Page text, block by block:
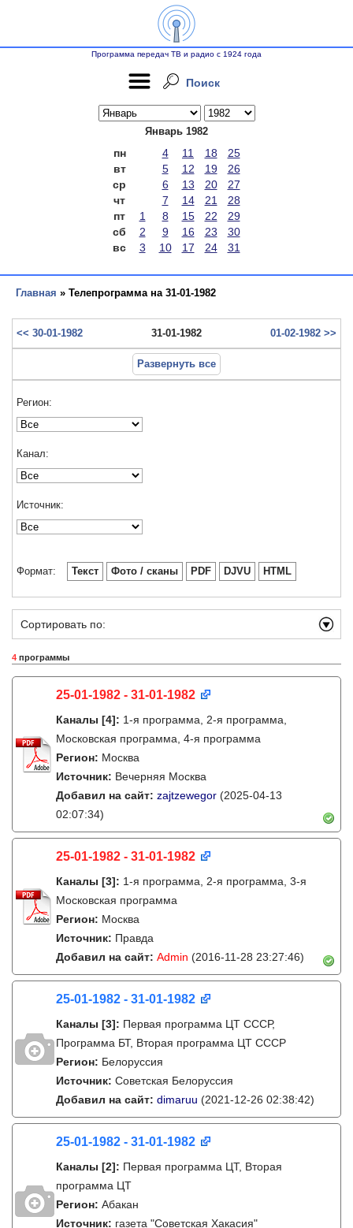
Программа передач ТВ и радио с 1924 года
Поиск
Январь 1982
пн 4 11 18
25
вт
5 12 19
26
ср
6 13 20
27
чт
7 14 21
28
пт
1 8 15 22
29
сб
2 9 16 23
30
вс
3 10 17 24 31
Главная » Телепрограмма на 31-01-1982
<< 30-01-1982 31-01-1982 01-02-1982 >>
Развернуть все
Регион:
Канал:
Источник:
Формат: Текст Фото / сканы PDF DJVU HTML
Сортировать по:
4 программы
25-01-1982 - 31-01-1982
Каналы [4]: 1-я программа, 2-я программа,
Московская программа, 4-я программа
Регион: Москва
Источник: Вечерняя Москва
Добавил на сайт: zajtzewegor (2025-04-13
02:07:34)
25-01-1982 - 31-01-1982
Каналы [3]: 1-я программа, 2-я программа, 3-я
Московская программа
Регион: Москва
Источник: Правда
Добавил на сайт: Admin (2016-11-28 23:27:46)
25-01-1982 - 31-01-1982
Каналы [3]: Первая программа ЦТ СССР,
Программа БТ, Вторая программа ЦТ СССР
Регион: Белоруссия
Источник: Советская Белоруссия
Добавил на сайт: dimaruu (2021-12-26 02:38:42)
25-01-1982 - 31-01-1982
Каналы [2]: Первая программа ЦТ, Вторая
программа ЦТ
Регион: Абакан
Источник: газета "Советская Хакасия"